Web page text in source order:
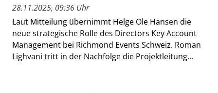
28.11.2025, 09:36 Uhr
Laut Mitteilung übernimmt Helge Ole Hansen die
neue strategische Rolle des Directors Key Account
Management bei Richmond Events Schweiz. Roman
Lighvani tritt in der Nachfolge die Projektleitung...